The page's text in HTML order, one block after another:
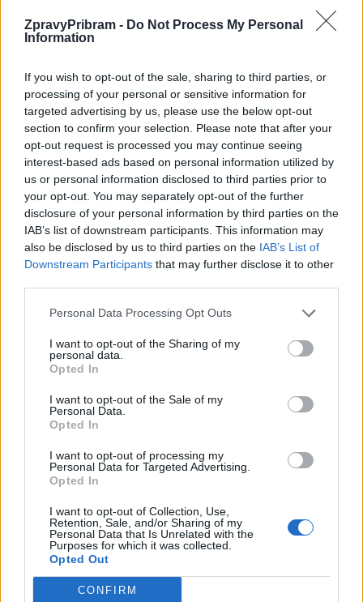
ZpravyPribram - Do Not Process My Personal
Information
If you wish to opt-out of the sale, sharing to third parties, or
processing of your personal or sensitive information for
targeted advertising by us, please use the below opt-out
section to confirm your selection. Please note that after your
opt-out request is processed you may continue seeing
interest-based ads based on personal information utilized by
us or personal information disclosed to third parties prior to
your opt-out. You may separately opt-out of the further
disclosure of your personal information by third parties on the
IAB’s list of downstream participants. This information may
also be disclosed by us to third parties on the IAB’s List of
Downstream Participants that may further disclose it to other
Personal Data Processing Opt Outs
I want to opt-out of the Sharing of my
personal data.
Opted In
I want to opt-out of the Sale of my
Personal Data.
Opted In
I want to opt-out of processing my
Personal Data for Targeted Advertising.
Opted In
I want to opt-out of Collection, Use,
Retention, Sale, and/or Sharing of my
Personal Data that Is Unrelated with the
Purposes for which it was collected.
Opted Out
CONFIRM
Policie dopadla podvodníka,
který oklamal několik
prodavaček
Policie hledá svědky střetu
cyklisty a náklaďáku u Jinců
SOUVISEJÍCÍ ČLÁNKY
VÍCE OD AUTORA
Zpravodajství
Většina koupališť na Příbramsku nabízí
výborné podmínky. Horší voda je jen na
Živohošti
Zpravodajství
Příbram modernizuje parkovací automaty.
Zpravodajství
Obce nově získají body i za předcházení
vzniku odpadu